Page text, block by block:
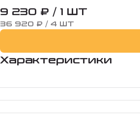
9 230 ₽ / 1 ШТ
36 920 ₽ / 4 ШТ
Характеристики